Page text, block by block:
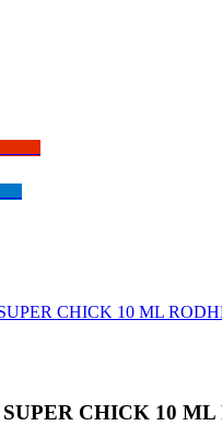
CHICK 10 ML
CHICK 10 ML